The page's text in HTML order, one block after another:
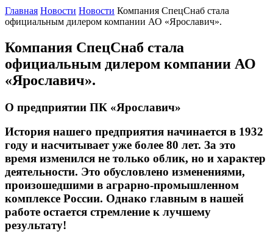
Главная Новости Новости Компания СпецСнаб стала
официальным дилером компании АО «Ярославич».
Компания СпецСнаб стала
официальным дилером компании АО
«Ярославич».
О предприятии ПК «Ярославич»
История нашего предприятия начинается в 1932
году и насчитывает уже более 80 лет. За это
время изменился не только облик, но и характер
деятельности. Это обусловлено изменениями,
произошедшими в аграрно-промышленном
комплексе России. Однако главным в нашей
работе остается стремление к лучшему
результату!